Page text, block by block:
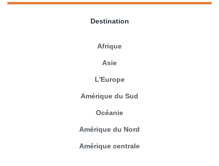
Destination
Afrique
Asie
L'Europe
Amérique du Sud
Océanie
Amérique du Nord
Amérique centrale